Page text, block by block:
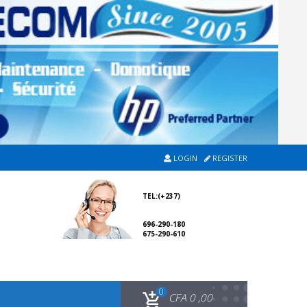
LOGIN REGISTER
TEL:(+237)
696-290-180
675-290-610
0 CFA0 ,00